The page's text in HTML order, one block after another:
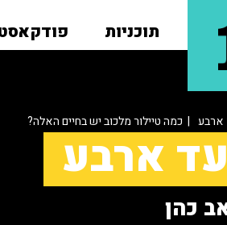
תוכניות
ארבע | כמה טיילור מלכוב יש בחיים האלה?
ארבע
כהן